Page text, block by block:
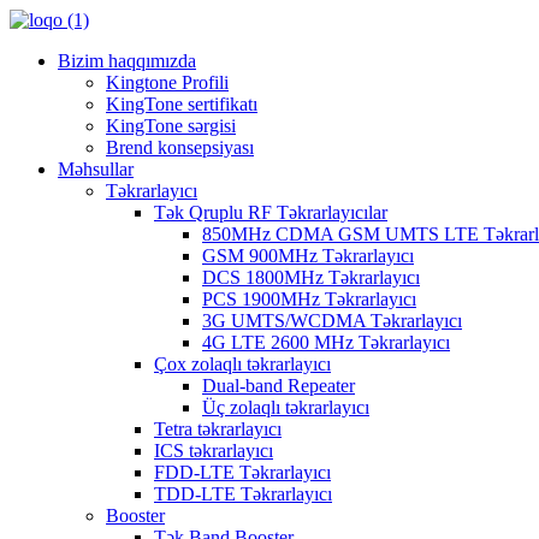
Bizim haqqımızda
Kingtone Profili
KingTone sertifikatı
KingTone sərgisi
Brend konsepsiyası
Məhsullar
Təkrarlayıcı
Tək Qruplu RF Təkrarlayıcılar
850MHz CDMA GSM UMTS LTE
GSM 900MHz Təkrarlayıcı
DCS 1800MHz Təkrarlayıcı
PCS 1900MHz Təkrarlayıcı
3G UMTS/WCDMA Təkrarlayıcı
4G LTE 2600 MHz Təkrarlayıcı
Çox zolaqlı təkrarlayıcı
Dual-band Repeater
Üç zolaqlı təkrarlayıcı
Tetra təkrarlayıcı
ICS təkrarlayıcı
FDD-LTE Təkrarlayıcı
TDD-LTE Təkrarlayıcı
Booster